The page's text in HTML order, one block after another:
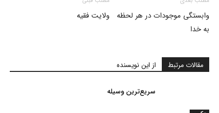
ولایت فقیه
وابستگی موجودات در هر لحظه
به خدا
مقالات مرتبط از این نویسنده
سریع‌ترین وسیله